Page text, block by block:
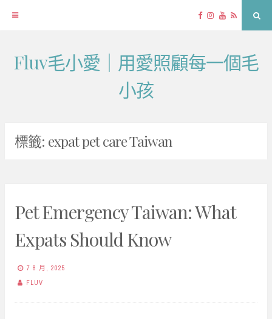
Skip
Facebook
Instagram
YouTube
RSS
Fluv毛小愛｜用愛照顧每一個毛
小孩
標籤: expat pet care Taiwan
Pet Emergency Taiwan: What
Expats Should Know
7 8 月, 2025
FLUV